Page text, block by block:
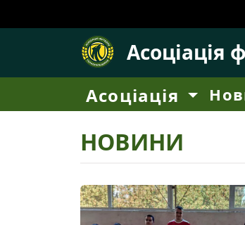
Асоціація
Асоціація
НОВИНИ